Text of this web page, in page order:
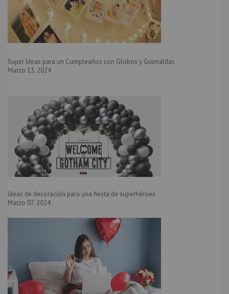
Super Ideas para un Cumpleaños con Globos y Guirnaldas
Marzo 13, 2024
Ideas de decoración para una fiesta de superhéroes
Marzo 07, 2024